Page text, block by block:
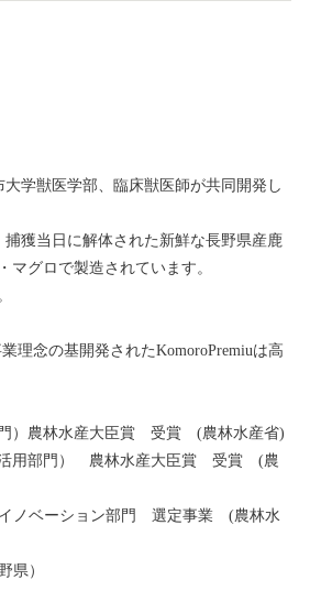
大学獣医学部、臨床獣医師が共同開発し
獲当日に解体された新鮮な長野県産鹿
マグロで製造されています。
理念の基開発されたKomoroPremiuは高
）農林水産大臣賞 受賞 (農林水産省)
活用部門） 農林水産大臣賞 受賞 (農
ノベーション部門 選定事業 (農林水
）